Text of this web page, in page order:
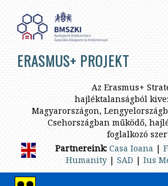
Ugrás
tartalomra
ERASMUS+ PROJEKT
Az Erasmus+
hajléktalanságból
Magyarországon,
Csehországban működő,
foglalkozó
Partnereink: Casa Ioana |
Humanity|SAD |Ius